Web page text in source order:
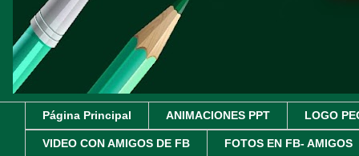
Página Principal ANIMACIONES PPT LOGO
VIDEO CON AMIGOS DE FB FOTOS EN FB- AMIGOS